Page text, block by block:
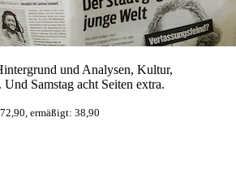
und Analysen, Kultur,
Samstag acht Seiten extra.
ermäßigt: 38,90